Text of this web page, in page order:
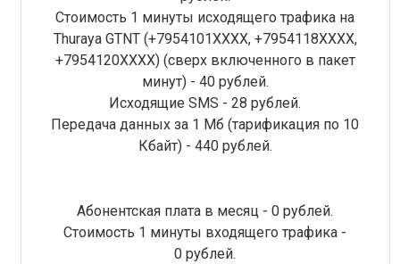
Стоимость 1 минуты исходящего трафика на
Thuraya GTNT (+7954101XXXX, +7954118ХХХХ,
+7954120ХХХХ) (сверх включенного в пакет
минут) - 40 рублей.
Исходящие SMS - 28 рублей.
Передача данных за 1 Мб (тарификация по 10
Кбайт) - 440 рублей.
Абонентская плата в месяц - 0 рублей.
Стоимость 1 минуты входящего трафика -
0 рублей.